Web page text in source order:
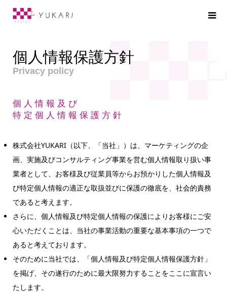
個人情報保護方針
Privacy policy
個人情報及び
特定個人情報保護方針
株式会社YUKARI（以下、「当社」）は、マーケティングの企
画、実施及びコンサルティング事業を営む個人情報取り扱い事
業者として、お客様及び従業員等からお預かりした個人情報及
び特定個人情報の適正な取扱並びに保護の徹底を、社会的責務
であると考えます。
さらに、個人情報及び特定個人情報の保護によりお客様にご安
心いただくことは、当社の事業活動の重要な基本事項の一つで
あると考えております。
そのために当社では、「個人情報及び特定個人情報保護方針」
を掲げ、その遂行のために最大限努力することをここに宣言い
たします。